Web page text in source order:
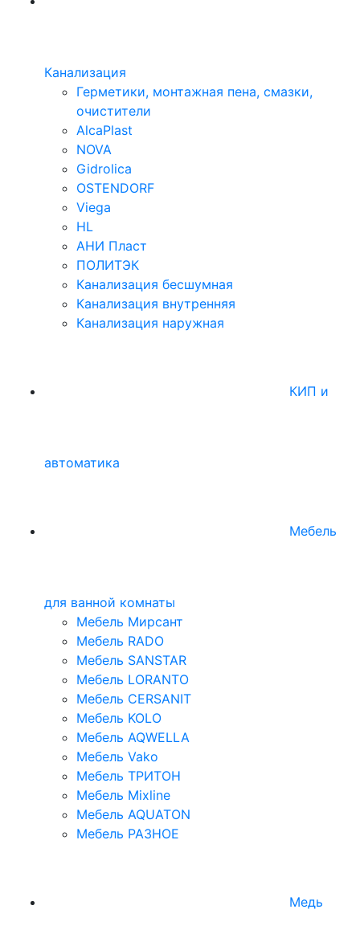
Канализация
Герметики, монтажная пена, смазки,
очистители
AlcaPlast
NOVA
Gidrolica
OSTENDORF
Viega
HL
АНИ Пласт
ПОЛИТЭК
Канализация бесшумная
Канализация внутренняя
Канализация наружная
КИП и
автоматика
Мебель
для ванной комнаты
Мебель Мирсант
Мебель RADO
Мебель SANSTAR
Мебель LORANTO
Мебель CERSANIT
Мебель KOLO
Мебель AQWELLA
Мебель Vako
Мебель ТРИТОН
Мебель Mixline
Мебель AQUATON
Мебель РАЗНОЕ
Медь